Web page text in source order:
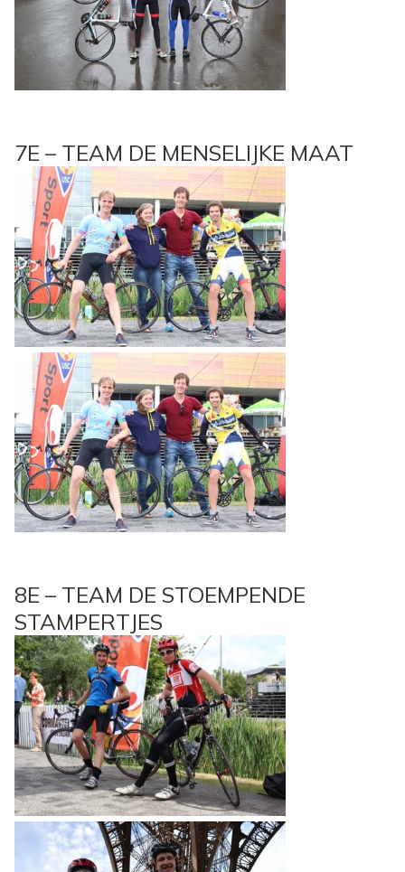
7E – TEAM DE MENSELIJKE MAAT
8E – TEAM DE STOEMPENDE
STAMPERTJES